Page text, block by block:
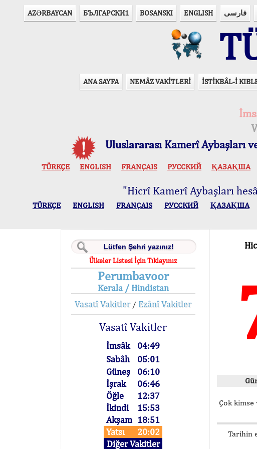
AZӘRBAYCAN БЪЛГАРСКИ1 BOSANSKI ENGLISH فارسی
ANA SAYFA NEMÂZ VAKİTLERİ İSTİKBÂL-İ
Uluslararası Kamerî Aybaşları
TÜRKÇE ENGLISH FRANÇAIS РУССКИЙ ҚАЗАҚША
"Hicrî Kamerî Aybaşları
TÜRKÇE ENGLISH FRANÇAIS РУССКИЙ ҚАЗАҚША
Ülkeler Listesi İçin Tıklayınız
Perumbavoor
Kerala / Hindistan
Vasatî Vakitler/ Ezânî Vakitler
Vasatî Vakitler
İmsâk
04:49
Sabâh
05:01
Güneş
06:10
İşrak
06:46
Öğle
12:37
İkindi
15:53
Akşam 18:51
Yatsı
20:02
Diğer Vakitler
Çok
Tarihin